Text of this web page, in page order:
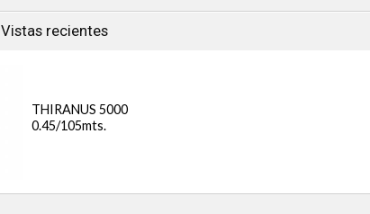
Vistas recientes
THIRANUS 5000
0.45/105mts.